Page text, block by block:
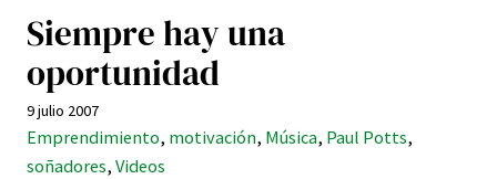
Siempre hay una
oportunidad
9 julio 2007
Emprendimiento, motivación, Música, Paul Potts
soñadores, Videos